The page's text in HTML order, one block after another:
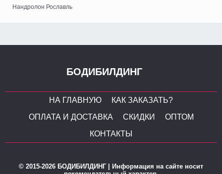
Нандролон Рославль
БОДИБИЛДИНГ
НА ГЛАВНУЮ
КАК ЗАКАЗАТЬ?
ОПЛАТА И ДОСТАВКА
СКИДКИ
ОПТОМ
КОНТАКТЫ
© 2015-2026 БОДИБИЛДИНГ | Информация на сайте носит